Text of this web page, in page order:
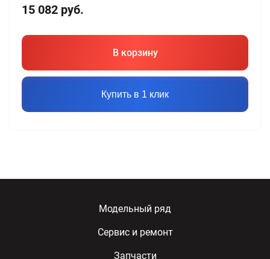
15 082 руб.
В корзину
Купить в 1 клик
Модельный ряд
Сервис и ремонт
Запчасти